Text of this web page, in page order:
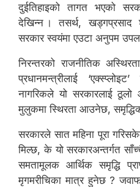
दुईतिहाइको तागत भएको
देखिन्न । तसर्थ, खड्गप्रसाद
सरकार स्वयंमा एउटा अनुपम
निरन्तरको राजनीतिक
प्रधानमन्त्रीलाई
नागरिकले यो सरकारलाई
मुलुकमा स्थिरता आउनेछ,
सरकारले सात महिना पूरा
मिल्छ, के यो सरकारअन्तर्गत
समतामूलक आर्थिक समृद्धि
मृगमरीचिका मात्र हुनेछ ?